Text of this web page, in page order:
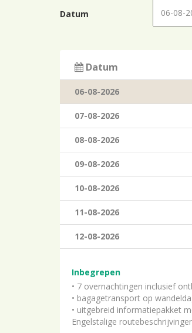
Datum
Datum
06-08-2026
07-08-2026
08-08-2026
09-08-2026
10-08-2026
11-08-2026
12-08-2026
Inbegrepen
• 7 overnachtingen inclusief
• bagagetransport op
• uitgebreid informatiepakket
Engelstalige